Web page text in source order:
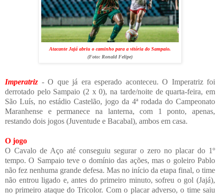
Atacante Jajá abriu o caminho para a vitória do Sampaio.
(Foto: Ronald Felipe)
Imperatriz - O que já era esperado aconteceu. O Imperatriz foi
derrotado pelo Sampaio (2 x 0), na tarde/noite de quarta-feira, em
São Luís, no estádio Castelão, jogo da 4ª rodada do Campeonato
Maranhense e permanece na lanterna, com 1 ponto, apenas,
restando dois jogos (Juventude e Bacabal), ambos em casa.
O jogo
O Cavalo de Aço até conseguiu segurar o zero no placar do 1º
tempo. O Sampaio teve o domínio das ações, mas o goleiro Pablo
não fez nenhuma grande defesa. Mas no início da etapa final, o time
não entrou ligado e, antes do primeiro minuto, sofreu o gol (Jajá),
no primeiro ataque do Tricolor. Com o placar adverso, o time saiu